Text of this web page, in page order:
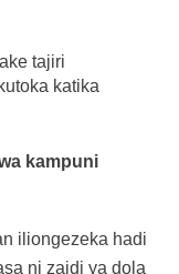
tajiri
katika
kampuni
iliongezeka hadi
ni zaidi ya dola